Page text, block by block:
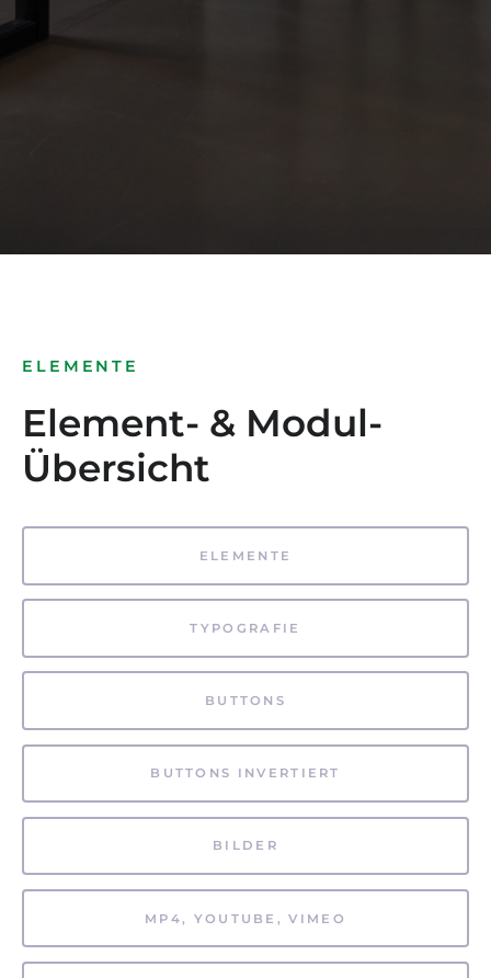
ELEMENTE
Element- & Modul-
Übersicht
ELEMENTE
TYPOGRAFIE
BUTTONS
BUTTONS INVERTIERT
BILDER
MP4, YOUTUBE, VIMEO